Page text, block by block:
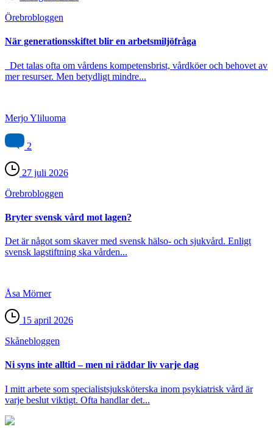
Örebro­bloggen
När generationsskiftet blir en arbetsmiljöfråga
Det talas ofta om vårdens kompetensbrist, vårdköer och behovet av
mer resurser. Men betydligt mindre...
Merjo Yliluoma
2
27 juli 2026
Örebro­bloggen
Bryter svensk vård mot lagen?
Det är något som skaver med svensk hälso- och sjukvård. Enligt
svensk lagstiftning ska vården...
Åsa Mörner
15 april 2026
Skåne­bloggen
Ni syns inte alltid – men ni räddar liv varje dag
I mitt arbete som specialistsjuksköterska inom psykiatrisk vård är
varje beslut viktigt. Ofta handlar det...